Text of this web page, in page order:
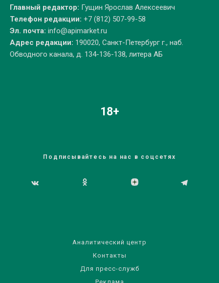
Главный редактор: Гущин Ярослав Алексеевич
Телефон редакции: +7 (812) 507-99-58
Эл. почта: info@apimarket.ru
Адрес редакции: 190020, Санкт-Петербург г., наб.
Обводного канала, д. 134-136-138, литера АБ
18+
Подписывайтесь на нас в соцсетях
Аналитический центр
Контакты
Для пресс-служб